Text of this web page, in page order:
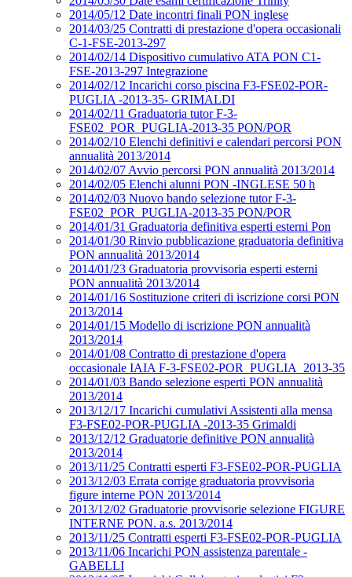
2014/05/12 Date incontri finali PON inglese
2014/03/25 Contratti di prestazione d'opera occasionali
C-1-FSE-2013-297
2014/02/14 Dispositivo cumulativo ATA PON C1-
FSE-2013-297 Integrazione
2014/02/12 Incarichi corso piscina F3-FSE02-POR-
PUGLIA -2013-35- GRIMALDI
2014/02/11 Graduatoria tutor F-3-
FSE02_POR_PUGLIA-2013-35 PON/POR
2014/02/10 Elenchi definitivi e calendari percorsi PON
annualità 2013/2014
2014/02/07 Avvio percorsi PON annualità 2013/2014
2014/02/05 Elenchi alunni PON -INGLESE 50 h
2014/02/03 Nuovo bando selezione tutor F-3-
FSE02_POR_PUGLIA-2013-35 PON/POR
2014/01/31 Graduatoria definitiva esperti esterni Pon
2014/01/30 Rinvio pubblicazione graduatoria definitiva
PON annualità 2013/2014
2014/01/23 Graduatoria provvisoria esperti esterni
PON annualità 2013/2014
2014/01/16 Sostituzione criteri di iscrizione corsi PON
2013/2014
2014/01/15 Modello di iscrizione PON annualità
2013/2014
2014/01/08 Contratto di prestazione d'opera
occasionale IAIA F-3-FSE02-POR_PUGLIA_2013-35
2014/01/03 Bando selezione esperti PON annualità
2013/2014
2013/12/17 Incarichi cumulativi Assistenti alla mensa
F3-FSE02-POR-PUGLIA -2013-35 Grimaldi
2013/12/12 Graduatorie definitive PON annualità
2013/2014
2013/11/25 Contratti esperti F3-FSE02-POR-PUGLIA
2013/12/03 Errata corrige graduatoria provvisoria
figure interne PON 2013/2014
2013/12/02 Graduatorie provvisorie selezione FIGURE
INTERNE PON. a.s. 2013/2014
2013/11/25 Contratti esperti F3-FSE02-POR-PUGLIA
2013/11/06 Incarichi PON assistenza parentale -
GABELLI